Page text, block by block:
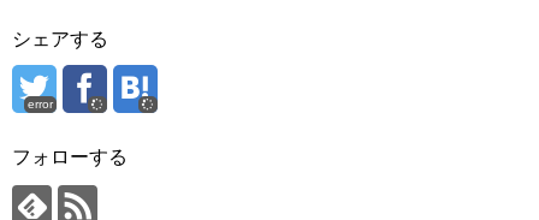
シェアする
error
フォローする